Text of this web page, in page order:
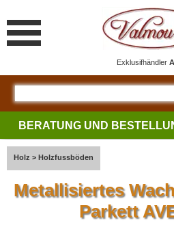
Exklusifhändler
BERATUNG UND
Holz > Holzfussböden
Metallisiertes
Parkett